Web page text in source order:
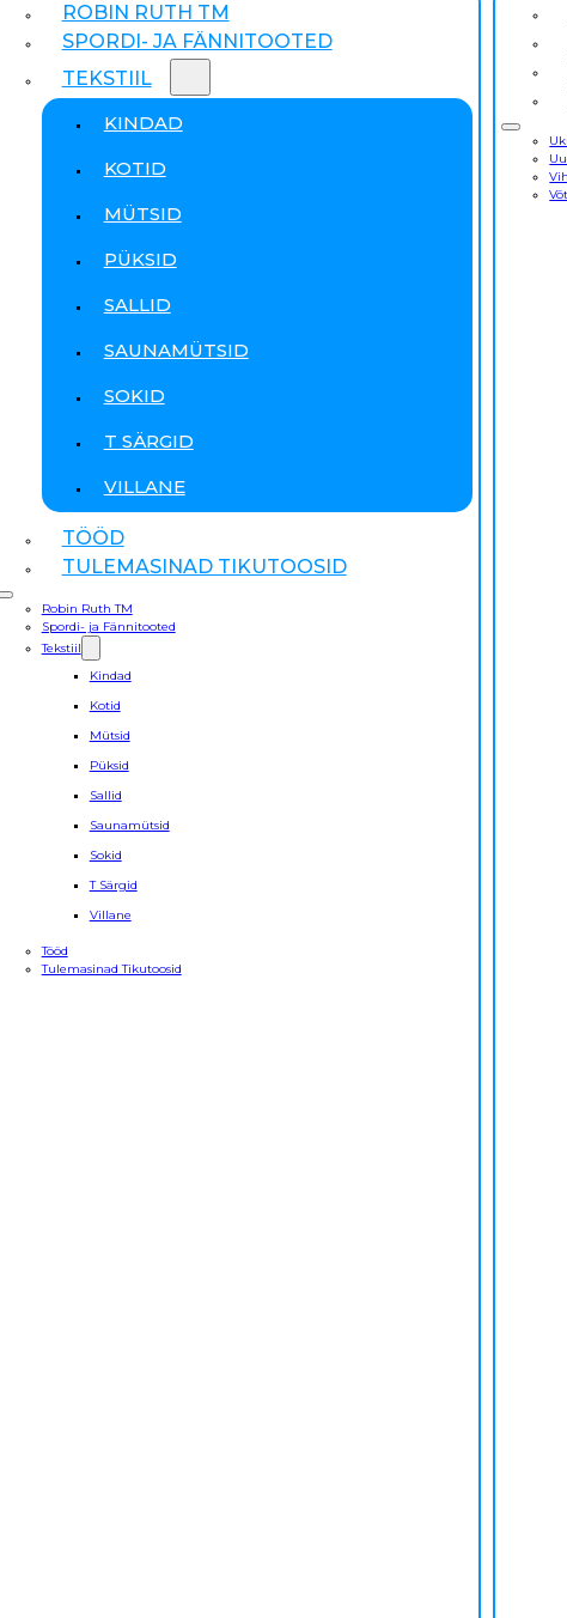
ROBIN RUTH TM
SPORDI- JA FÄNNITOOTED
TEKSTIIL
KINDAD
KOTID
MÜTSID
PÜKSID
SALLID
SAUNAMÜTSID
SOKID
T SÄRGID
VILLANE
TÖÖD
TULEMASINAD TIKUTOOSID
Robin Ruth TM
Spordi- ja Fännitooted
Tekstiil
Kindad
Kotid
Mütsid
Püksid
Sallid
Saunamütsid
Sokid
T Särgid
Villane
Tööd
Tulemasinad Tikutoosid